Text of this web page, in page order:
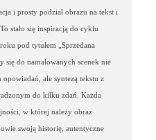
i prosty podział obrazu na tekst i
stało się inspiracją do cyklu
pod tytułem „Sprzedana
się do namalowanych scenek nie
opowiadań, ale syntezą tekstu z
do kilku zdań. Każda
w której należy obraz
swoją historię, autentyczne